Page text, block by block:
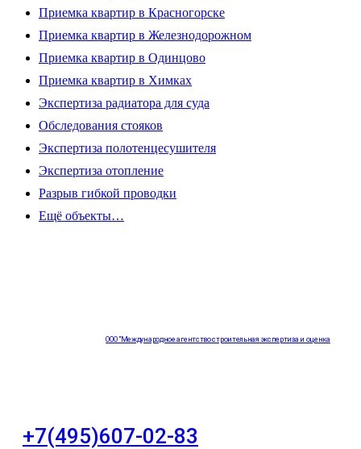
Приемка квартир в Красногорске
Приемка квартир в Железнодорожном
Приемка квартир в Одинцово
Приемка квартир в Химках
Экспертиза радиатора для суда
Обследования стояков
Экспертиза полотенцесушителя
Экспертиза отопление
Разрыв гибкой проводки
Ещё объекты…
ООО "Международное агентство строительная экспертиза и оценка
+7(495)607-02-83